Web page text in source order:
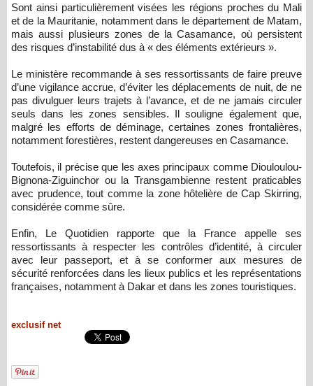
Sont ainsi particulièrement visées les régions proches du Mali
et de la Mauritanie, notamment dans le département de Matam,
mais aussi plusieurs zones de la Casamance, où persistent
des risques d’instabilité dus à « des éléments extérieurs ».
Le ministère recommande à ses ressortissants de faire preuve
d’une vigilance accrue, d’éviter les déplacements de nuit, de ne
pas divulguer leurs trajets à l’avance, et de ne jamais circuler
seuls dans les zones sensibles. Il souligne également que,
malgré les efforts de déminage, certaines zones frontalières,
notamment forestières, restent dangereuses en Casamance.
Toutefois, il précise que les axes principaux comme Diouloulou-
Bignona-Ziguinchor ou la Transgambienne restent praticables
avec prudence, tout comme la zone hôtelière de Cap Skirring,
considérée comme sûre.
Enfin, Le Quotidien rapporte que la France appelle ses
ressortissants à respecter les contrôles d’identité, à circuler
avec leur passeport, et à se conformer aux mesures de
sécurité renforcées dans les lieux publics et les représentations
françaises, notamment à Dakar et dans les zones touristiques.
exclusif net